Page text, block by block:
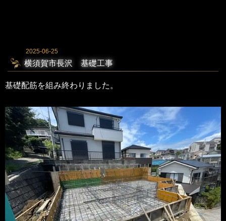
2025-06-25
横須賀市長沢 基礎工事
基礎配筋を組み終わりました。